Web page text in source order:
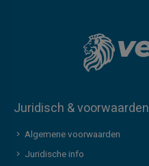
Juridisch & voorwaarden
Algemene voorwaarden
Juridische info